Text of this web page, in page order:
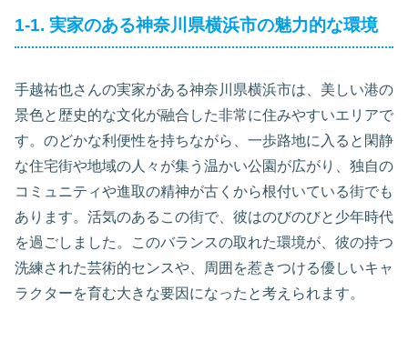
1-1. 実家のある神奈川県横浜市の魅力的な環境
手越祐也さんの実家がある神奈川県横浜市は、美しい港の
景色と歴史的な文化が融合した非常に住みやすいエリアで
す。のどかな利便性を持ちながら、一歩路地に入ると閑静
な住宅街や地域の人々が集う温かい公園が広がり、独自の
コミュニティや進取の精神が古くから根付いている街でも
あります。活気のあるこの街で、彼はのびのびと少年時代
を過ごしました。このバランスの取れた環境が、彼の持つ
洗練された芸術的センスや、周囲を惹きつける優しいキャ
ラクターを育む大きな要因になったと考えられます。